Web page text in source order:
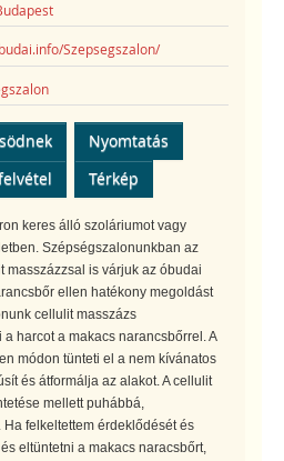
Szepsegszalon/
Nyomtatás
Térkép
keres álló szoláriumot vagy
Szépségszalonunkban az
masszázzsal is várjuk az óbudai
ellen hatékony megoldást
cellulit masszázs
harcot a makacs narancsbőrrel. A
módon tünteti el a nem kívánatos
és átformálja az alakot. A cellulit
mellett puhábbá,
felkeltettem érdeklődését és
eltüntetni a makacs naracsbőrt,